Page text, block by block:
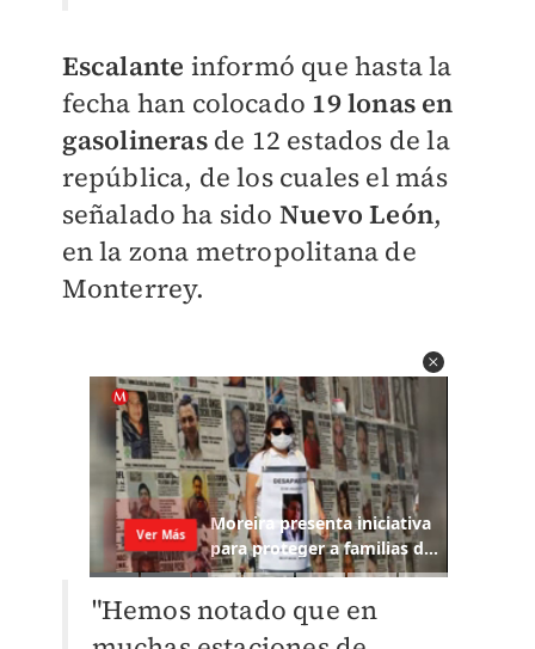
Escalante informó que hasta la
fecha han colocado 19 lonas en
gasolineras de 12 estados de la
república, de los cuales el más
señalado ha sido Nuevo León,
en la zona metropolitana de
Monterrey.
"Hemos notado que en